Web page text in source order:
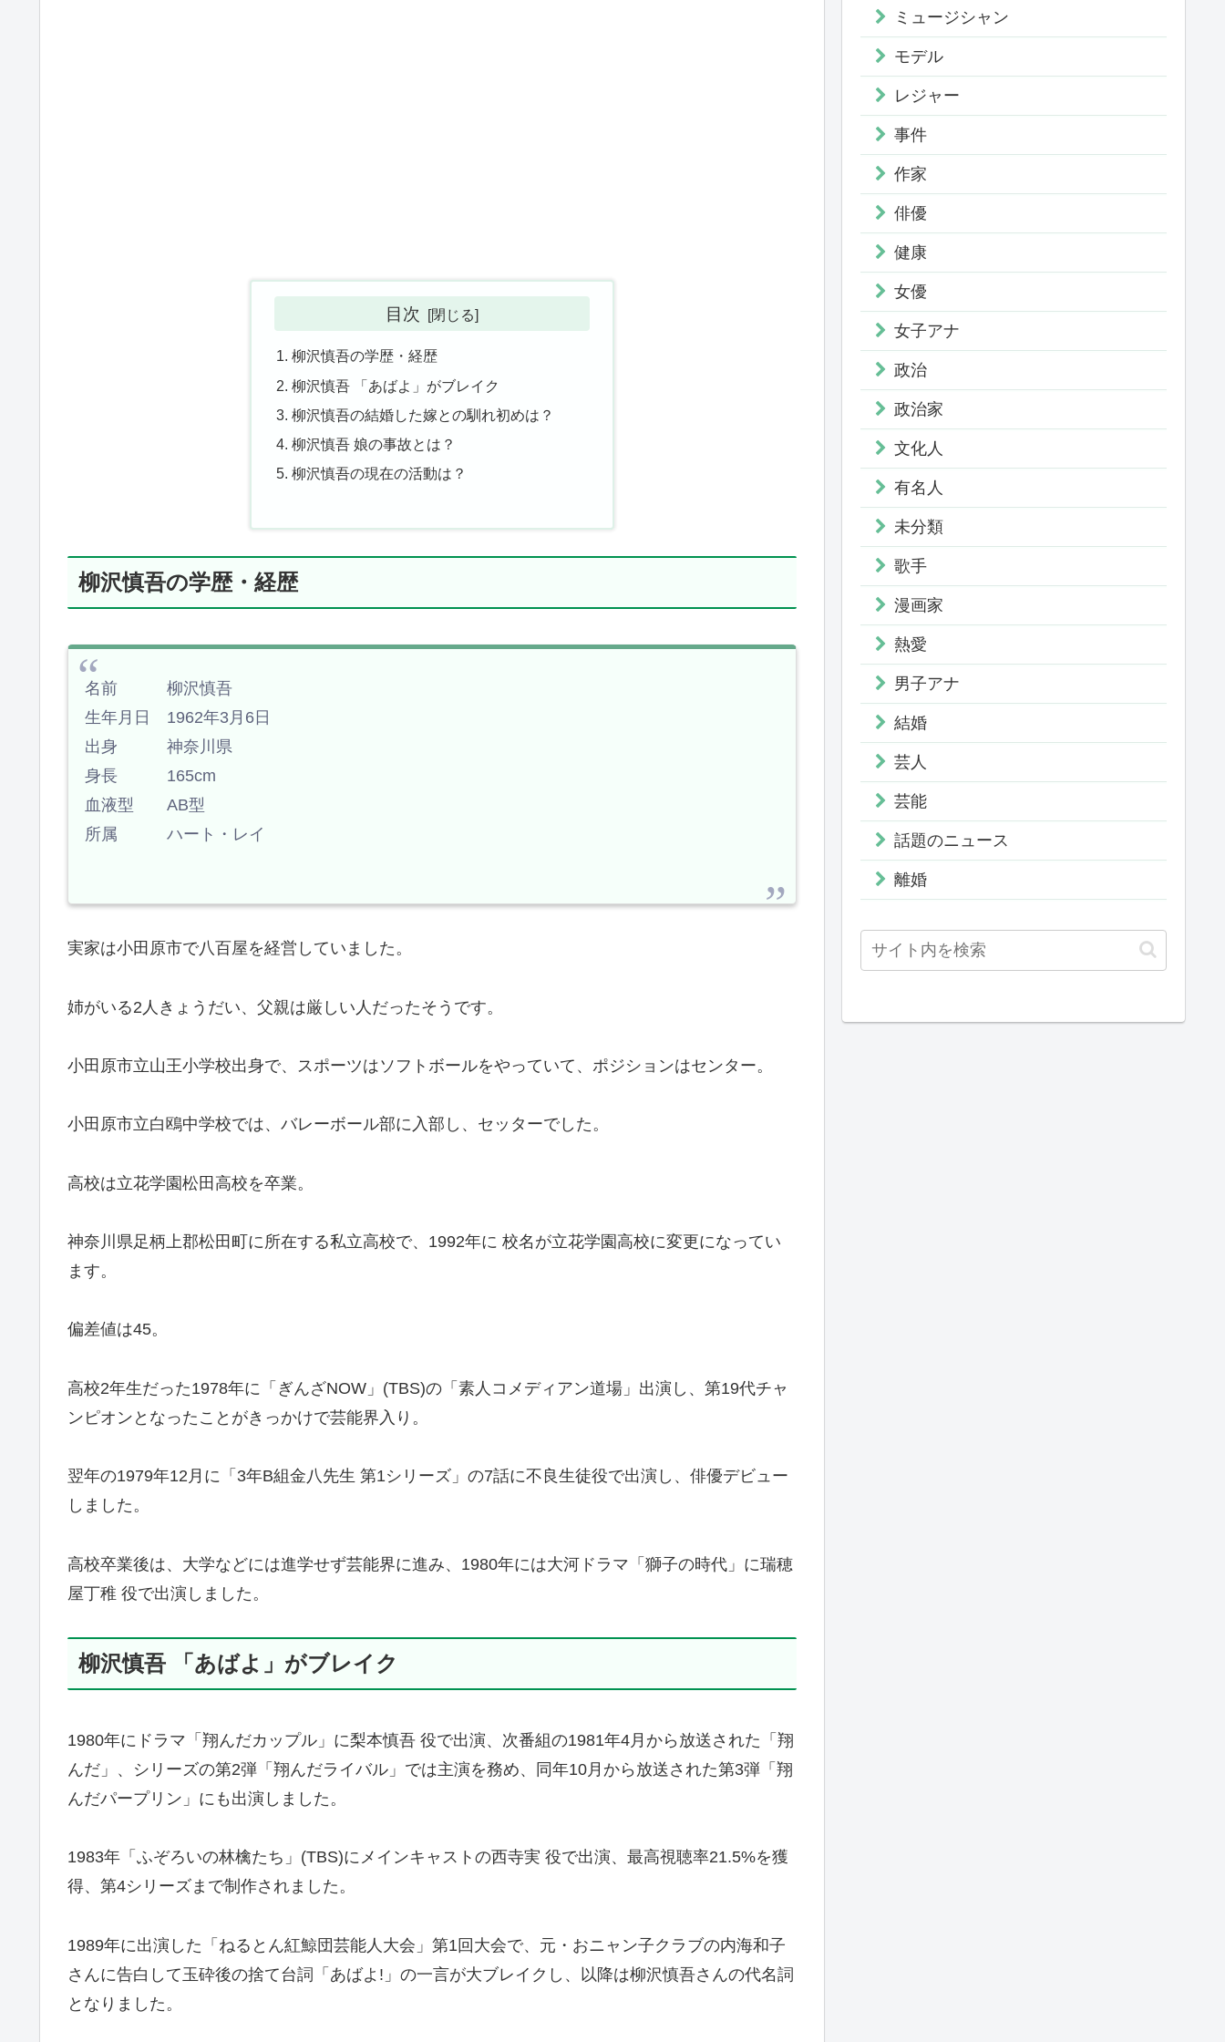
目次
柳沢慎吾の学歴・経歴
柳沢慎吾 「あばよ」がブレイク
柳沢慎吾の結婚した嫁との馴れ初めは？
柳沢慎吾 娘の事故とは？
柳沢慎吾の現在の活動は？
柳沢慎吾の学歴・経歴
名前 柳沢慎吾
生年月日 1962年3月6日
出身 神奈川県
身長 165cm
血液型 AB型
所属 ハート・レイ
実家は小田原市で八百屋を経営していました。
姉がいる2人きょうだい、父親は厳しい人だったそうです。
小田原市立山王小学校出身で、スポーツはソフトボールをやっていて、ポジションはセンター。
小田原市立白鴎中学校では、バレーボール部に入部し、セッターでした。
高校は立花学園松田高校を卒業。
神奈川県足柄上郡松田町に所在する私立高校で、1992年に 校名が立花学園高校に変更になってい
ます。
偏差値は45。
高校2年生だった1978年に「ぎんざNOW」(TBS)の「素人コメディアン道場」出演し、第19代チャ
ンピオンとなったことがきっかけで芸能界入り。
翌年の1979年12月に「3年B組金八先生 第1シリーズ」の7話に不良生徒役で出演し、俳優デビュー
しました。
高校卒業後は、大学などには進学せず芸能界に進み、1980年には大河ドラマ「獅子の時代」に瑞穂
屋丁稚 役で出演しました。
柳沢慎吾 「あばよ」がブレイク
1980年にドラマ「翔んだカップル」に梨本慎吾 役で出演、次番組の1981年4月から放送された「翔
んだ」、シリーズの第2弾「翔んだライバル」では主演を務め、同年10月から放送された第3弾「翔
んだパープリン」にも出演しました。
1983年「ふぞろいの林檎たち」(TBS)にメインキャストの西寺実 役で出演、最高視聴率21.5%を獲
得、第4シリーズまで制作されました。
1989年に出演した「ねるとん紅鯨団芸能人大会」第1回大会で、元・おニャン子クラブの内海和子
さんに告白して玉砕後の捨て台詞「あばよ!」の一言が大ブレイクし、以降は柳沢慎吾さんの代名詞
となりました。
ミュージシャン
モデル
レジャー
事件
作家
俳優
健康
女優
女子アナ
政治
政治家
文化人
有名人
未分類
歌手
漫画家
熱愛
男子アナ
結婚
芸人
芸能
話題のニュース
離婚